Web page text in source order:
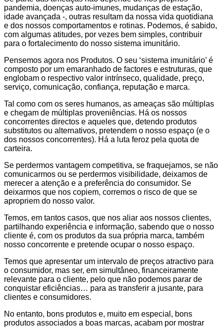
pandemia, doenças auto-imunes, mudanças de estação,
idade avançada -, outras resultam da nossa vida quotidiana
e dos nossos comportamentos e rotinas. Podemos, é sabido,
com algumas atitudes, por vezes bem simples, contribuir
para o fortalecimento do nosso sistema imunitário.
Pensemos agora nos Produtos. O seu ‘sistema imunitário’ é
composto por um emaranhado de factores e estruturas, que
englobam o respectivo valor intrínseco, qualidade, preço,
serviço, comunicação, confiança, reputação e marca.
Tal como com os seres humanos, as ameaças são múltiplas
e chegam de múltiplas proveniências. Há os nossos
concorrentes directos e aqueles que, detendo produtos
substitutos ou alternativos, pretendem o nosso espaço (e o
dos nossos concorrentes). Há a luta feroz pela quota de
carteira.
Se perdermos vantagem competitiva, se fraquejamos, se não
comunicarmos ou se perdermos visibilidade, deixamos de
merecer a atenção e a preferência do consumidor. Se
deixarmos que nos copiem, corremos o risco de que se
apropriem do nosso valor.
Temos, em tantos casos, que nos aliar aos nossos clientes,
partilhando experiência e informação, sabendo que o nosso
cliente é, com os produtos da sua própria marca, também
nosso concorrente e pretende ocupar o nosso espaço.
Temos que apresentar um intervalo de preços atractivo para
o consumidor, mas ser, em simultâneo, financeiramente
relevante para o cliente, pelo que não podemos parar de
conquistar eficiências… para as transferir a jusante, para
clientes e consumidores.
No entanto, bons produtos e, muito em especial, bons
produtos associados a boas marcas, acabam por mostrar